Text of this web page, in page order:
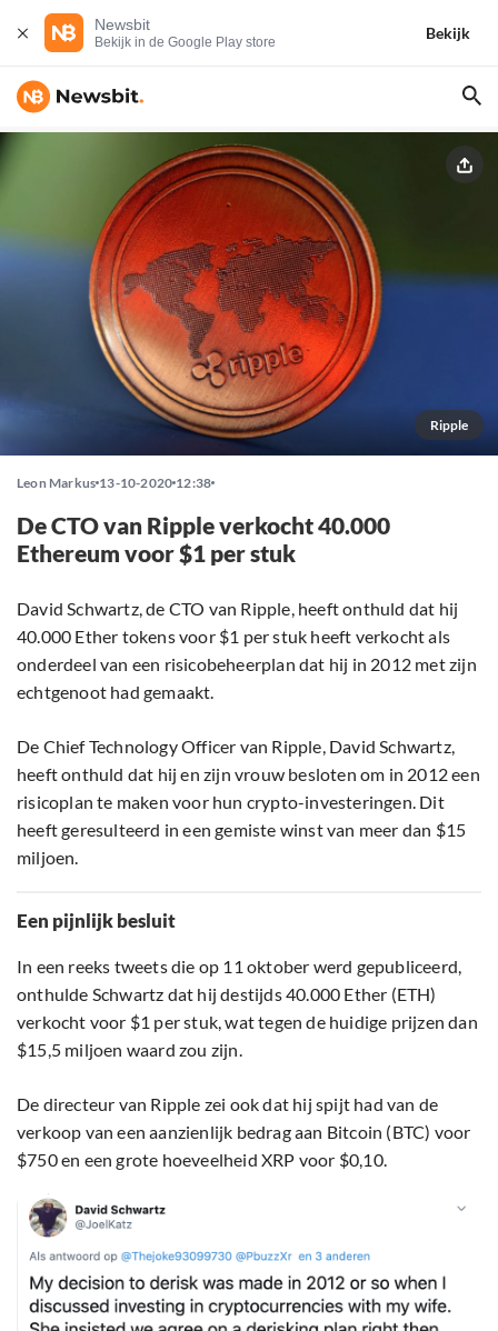
Newsbit
Bekijk in de Google Play store
Bekijk
Ripple
Leon Markus 13-10-2020 12:38
De CTO van Ripple verkocht 40.000
Ethereum voor $1 per stuk
David Schwartz, de CTO van Ripple, heeft onthuld dat hij
40.000 Ether tokens voor $1 per stuk heeft verkocht als
onderdeel van een risicobeheerplan dat hij in 2012 met zijn
echtgenoot had gemaakt.
De Chief Technology Officer van Ripple, David Schwartz,
heeft onthuld dat hij en zijn vrouw besloten om in 2012 een
risicoplan te maken voor hun crypto-investeringen. Dit
heeft geresulteerd in een gemiste winst van meer dan $15
miljoen.
Een pijnlijk besluit
In een reeks tweets die op 11 oktober werd gepubliceerd,
onthulde Schwartz dat hij destijds 40.000 Ether (ETH)
verkocht voor $1 per stuk, wat tegen de huidige prijzen dan
$15,5 miljoen waard zou zijn.
De directeur van Ripple zei ook dat hij spijt had van de
verkoop van een aanzienlijk bedrag aan Bitcoin (BTC) voor
$750 en een grote hoeveelheid XRP voor $0,10.